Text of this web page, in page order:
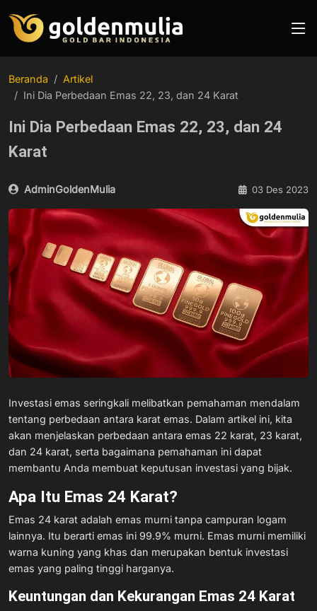
Beranda
Artikel
Ini Dia Perbedaan Emas 22, 23, dan 24 Karat
Ini Dia Perbedaan Emas 22, 23, dan 24
Karat
AdminGoldenMulia 03 Des 2023
Investasi emas seringkali melibatkan pemahaman mendalam
tentang perbedaan antara karat emas. Dalam artikel ini, kita
akan menjelaskan perbedaan antara emas 22 karat, 23 karat,
dan 24 karat, serta bagaimana pemahaman ini dapat
membantu Anda membuat keputusan investasi yang bijak.
Apa Itu Emas 24 Karat?
Emas 24 karat adalah emas murni tanpa campuran logam
lainnya. Itu berarti emas ini 99.9% murni. Emas murni memiliki
warna kuning yang khas dan merupakan bentuk investasi
emas yang paling tinggi harganya.
Keuntungan dan Kekurangan Emas 24 Karat